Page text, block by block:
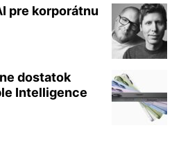
pre korporátnu
dostatok
Intelligence